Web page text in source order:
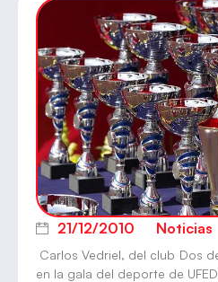
21/12/2010 Noticias
Carlos Vedriel, del club Dos
en la gala del deporte de